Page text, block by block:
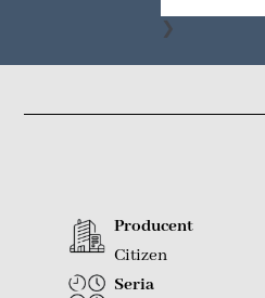
❯
Producent
Citizen
Seria